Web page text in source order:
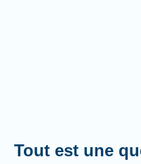
Tout est une